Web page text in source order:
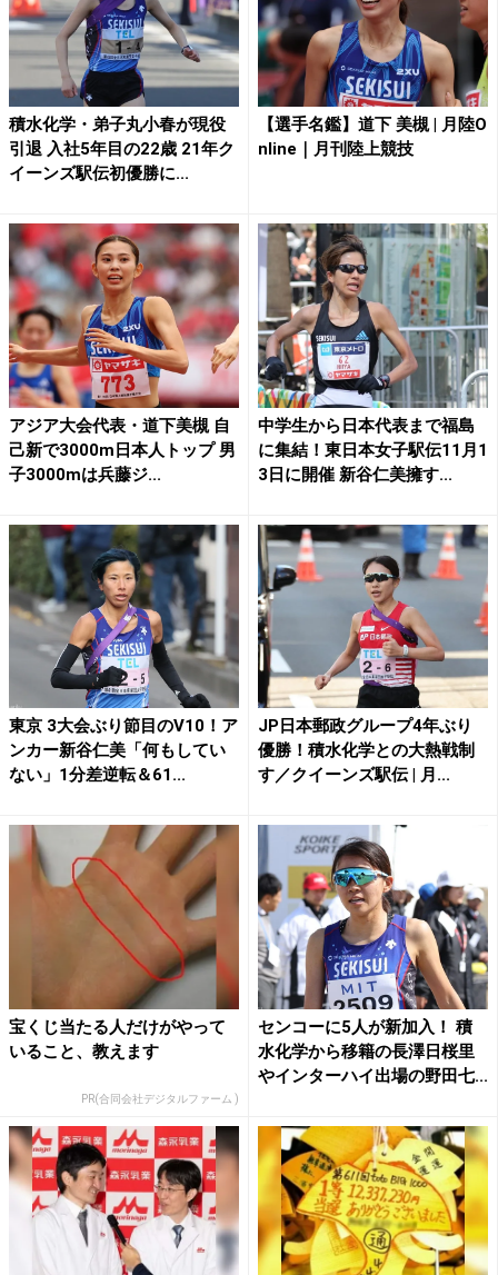
積水化学・弟子丸小春が現役
引退 入社5年目の22歳 21年ク
イーンズ駅伝初優勝に...
【選手名鑑】道下 美槻 | 月陸O
nline｜月刊陸上競技
アジア大会代表・道下美槻 自
己新で3000m日本人トップ 男
子3000mは兵藤ジ...
中学生から日本代表まで福島
に集結！東日本女子駅伝11月1
3日に開催 新谷仁美擁す...
東京 3大会ぶり節目のV10！ア
ンカー新谷仁美「何もしてい
ない」1分差逆転＆61...
JP日本郵政グループ4年ぶり
優勝！積水化学との大熱戦制
す／クイーンズ駅伝 | 月...
宝くじ当たる人だけがやって
いること、教えます
PR(合同会社デジタルファーム )
センコーに5人が新加入！ 積
水化学から移籍の長澤日桜里
やインターハイ出場の野田七...